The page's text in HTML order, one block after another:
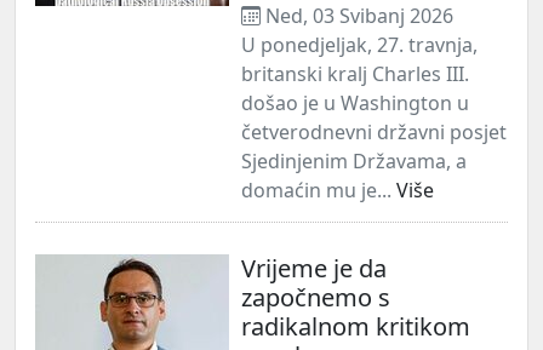
Ned, 03 Svibanj 2026
U ponedjeljak, 27. travnja,
britanski kralj Charles III.
došao je u Washington u
četverodnevni državni posjet
Sjedinjenim Državama, a
domaćin mu je... Više
Vrijeme je da
započnemo s
radikalnom kritikom